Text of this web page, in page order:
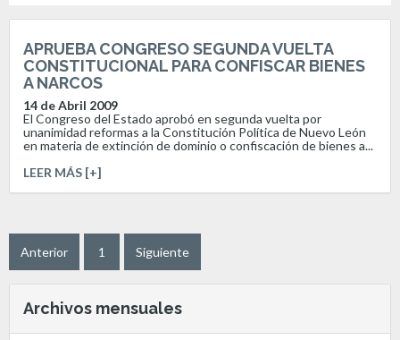
APRUEBA CONGRESO SEGUNDA VUELTA
CONSTITUCIONAL PARA CONFISCAR BIENES
A NARCOS
14 de Abril 2009
El Congreso del Estado aprobó en segunda vuelta por
unanimidad reformas a la Constitución Política de Nuevo León
en materia de extinción de dominio o confiscación de bienes a...
LEER MÁS [+]
Anterior 1 Siguiente
Archivos mensuales